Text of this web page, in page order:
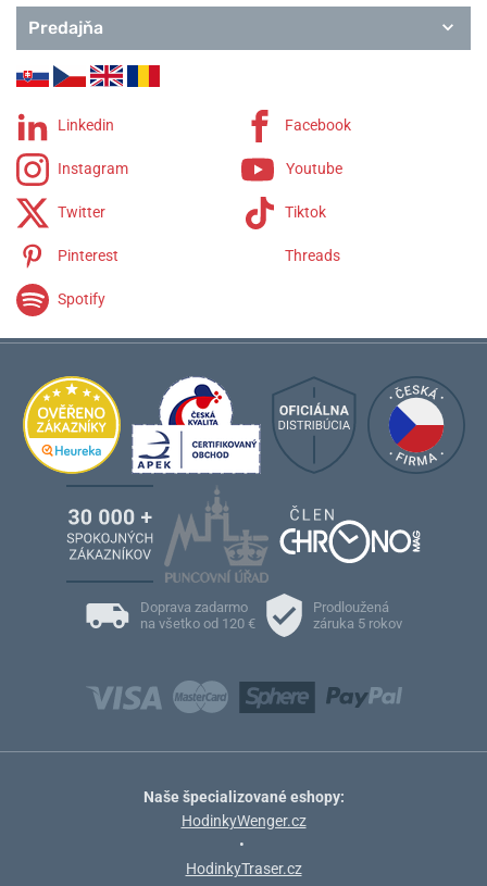
Predajňa
Linkedin Facebook
Instagram Youtube
Twitter Tiktok
Pinterest Threads
Spotify
Doprava zadarmo
na všetko od 120 €
Prodloužená
záruka 5 rokov
Naše špecializované eshopy:
HodinkyWenger.cz
•
HodinkyTraser.cz